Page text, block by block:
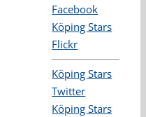
Facebook
Köping Stars
Flickr
Köping Stars
Twitter
Köping Stars